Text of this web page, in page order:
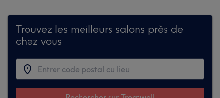
Trouvez les meilleurs salons près de
chez vous